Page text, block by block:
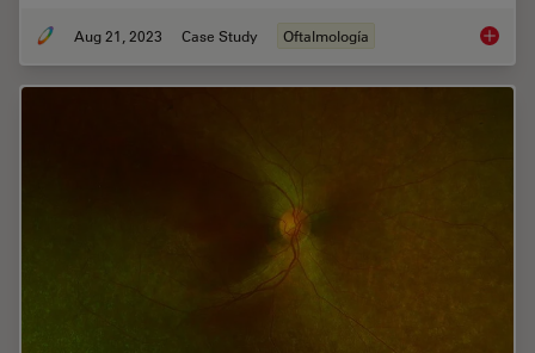
Aug 21, 2023 Case Study Oftalmología